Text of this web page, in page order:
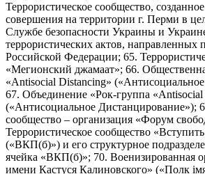
Террористическое сообщество,
совершения на территории г. Перми в
Службе безопасности Украины и
террористических актов, направленных
Российской Федерации; 65.
«Мегионский джамаат»; 66.
«Antisocial Distancing»
67. Объединение «Рок-группа «Antisocial
(«Антисоциальное Дистанцирование»);
сообщество – организация «Форум
Террористическое сообщество
(«ВКП(б)») и его структурное
ячейка «ВКП(б)»; 70. Военизированная
имени Кастуся Калиновского» («Полк